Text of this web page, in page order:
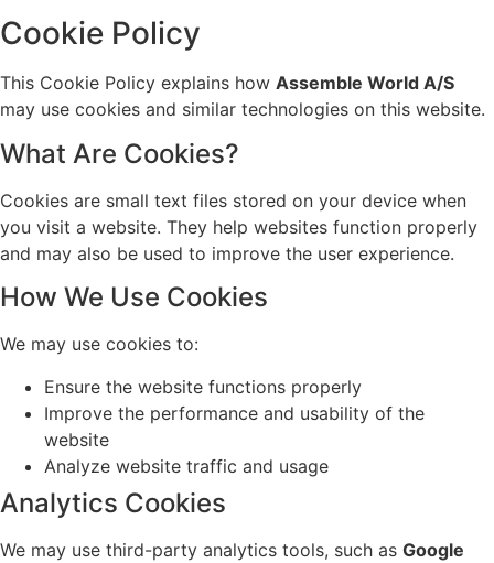
Cookie Policy
This Cookie Policy explains how Assemble World A/S
may use cookies and similar technologies on this website.
What Are Cookies?
Cookies are small text files stored on your device when
you visit a website. They help websites function properly
and may also be used to improve the user experience.
How We Use Cookies
We may use cookies to:
Ensure the website functions properly
Improve the performance and usability of the
website
Analyze website traffic and usage
Analytics Cookies
We may use third-party analytics tools, such as Google